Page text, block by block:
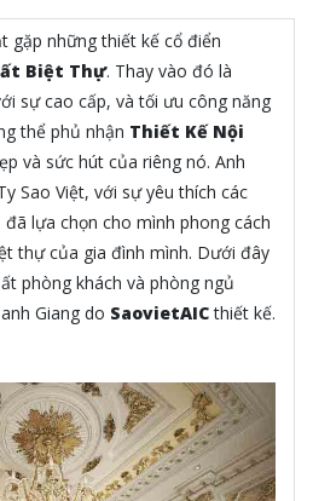
gặp những thiết kế cổ điển
Biệt Thự. Thay vào đó là
sự cao cấp, và tối ưu công năng
thể phủ nhận Thiết Kế Nội
và sức hút của riêng nó. Anh
Sao Việt, với sự yêu thích các
lựa chọn cho mình phong cách
thự của gia đình mình. Dưới đây
phòng khách và phòng ngủ
Giang do SaovietAICthiết kế.